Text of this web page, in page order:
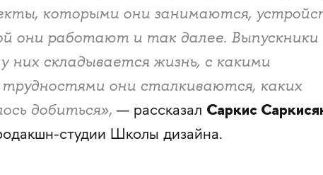
которыми они занимаются,
они работают и так далее. Выпускники
них складывается жизнь, с какими
они сталкиваются, каких
добиться», — рассказал Саркис
студии Школы дизайна.​​​​​​​